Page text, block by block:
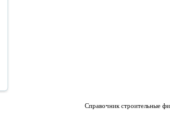
Справочник строительные